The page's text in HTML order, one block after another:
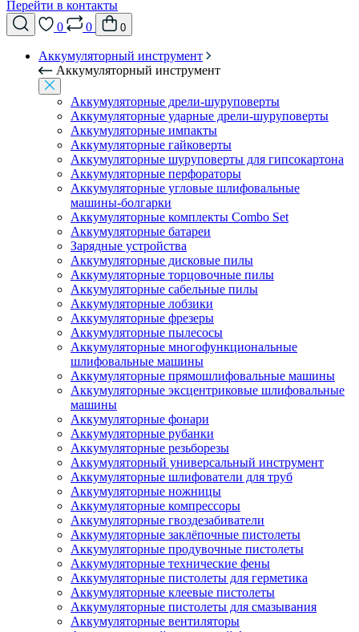
Перейти в контакты
0
0 0
Аккумуляторный инструмент
Аккумуляторный инструмент
Аккумуляторные дрели-шуруповерты
Аккумуляторные ударные дрели-шуруповерты
Аккумуляторные импакты
Аккумуляторные гайковерты
Аккумуляторные шуруповерты для гипсокартона
Аккумуляторные перфораторы
Аккумуляторные угловые шлифовальные
машины-болгарки
Аккумуляторные комплекты Combo Set
Аккумуляторные батареи
Зарядные устройства
Аккумуляторные дисковые пилы
Аккумуляторные торцовочные пилы
Аккумуляторные сабельные пилы
Аккумуляторные лобзики
Аккумуляторные фрезеры
Аккумуляторные пылесосы
Аккумуляторные многофункциональные
шлифовальные машины
Аккумуляторные прямошлифовальные машины
Аккумуляторные эксцентриковые шлифовальные
машины
Аккумуляторные фонари
Аккумуляторные рубанки
Аккумуляторные резьборезы
Аккумуляторный универсальный инструмент
Аккумуляторные шлифователи для труб
Аккумуляторные ножницы
Аккумуляторные компрессоры
Аккумуляторные гвоздезабиватели
Аккумуляторные заклёпочные пистолеты
Аккумуляторные продувочные пистолеты
Аккумуляторные технические фены
Аккумуляторные пистолеты для герметика
Аккумуляторные клеевые пистолеты
Аккумуляторные пистолеты для смазывания
Аккумуляторные вентиляторы